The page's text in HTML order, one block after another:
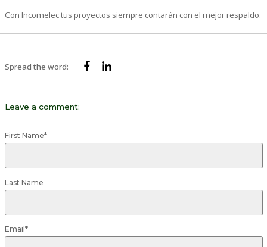
Con Incomelec tus proyectos siempre contarán con el mejor respaldo.
Spread the word:
Leave a comment:
First Name*
Last Name
Email *